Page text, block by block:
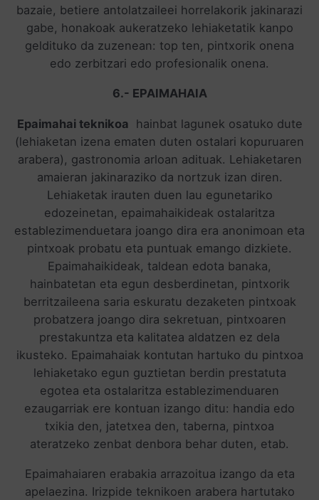
bazaie, betiere antolatzaileei horrelakorik jakinarazi
gabe, honakoak aukeratzeko lehiaketatik kanpo
geldituko da zuzenean: top ten, pintxorik onena
edo zerbitzari edo profesionalik onena.
6.- EPAIMAHAIA
Epaimahai teknikoa hainbat lagunek osatuko dute
(lehiaketan izena ematen duten ostalari kopuruaren
arabera), gastronomia arloan adituak. Lehiaketaren
amaieran jakinaraziko da nortzuk izan diren.
Lehiaketak irauten duen lau egunetariko
edozeinetan, epaimahaikideak ostalaritza
establezimenduetara joango dira era anonimoan eta
pintxoak probatu eta puntuak emango dizkiete.
Epaimahaikideak, taldean edota banaka,
hainbatetan eta egun desberdinetan, pintxorik
berritzaileena saria eskuratu dezaketen pintxoak
probatzera joango dira sekretuan, pintxoaren
prestakuntza eta kalitatea aldatzen ez dela
ikusteko. Epaimahaiak kontutan hartuko du pintxoa
lehiaketako egun guztietan berdin prestatuta
egotea eta ostalaritza establezimenduaren
ezaugarriak ere kontuan izango ditu: handia edo
txikia den, jatetxea den, taberna, pintxoa
ateratzeko zenbat denbora behar duten, etab.
Epaimahaiaren erabakia arrazoitua izango da eta
apelaezina. Irizpide teknikoen arabera hartutako